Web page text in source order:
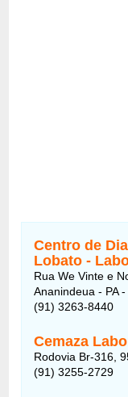
Centro de
Lobato -
Rua We Vinte e
Ananindeua - PA
(91) 3263-8440
Cemaza
Rodovia Br-316,
(91) 3255-2729